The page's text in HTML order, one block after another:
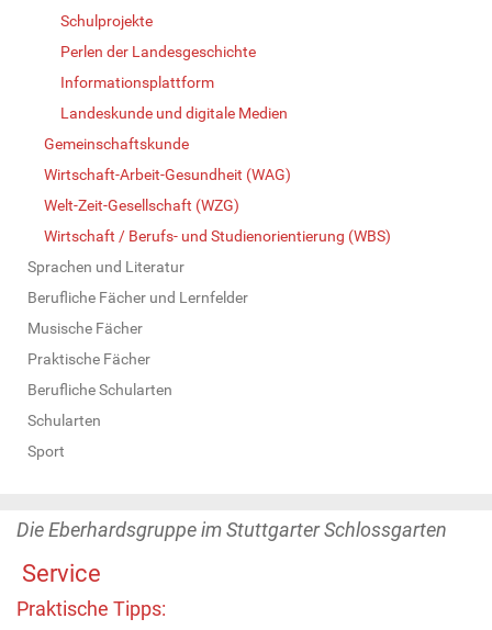
Schulprojekte
Perlen der Landesgeschichte
Informationsplattform
Landeskunde und digitale Medien
Gemeinschaftskunde
Wirtschaft-Arbeit-Gesundheit (WAG)
Welt-Zeit-Gesellschaft (WZG)
Wirtschaft / Berufs- und Studienorientierung (WBS)
Sprachen und Literatur
Berufliche Fächer und Lernfelder
Musische Fächer
Praktische Fächer
Berufliche Schularten
Schularten
Sport
Die Eberhardsgruppe im Stuttgarter Schlossgarten
Service
Praktische Tipps: